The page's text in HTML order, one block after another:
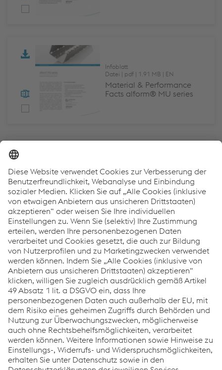
Infoblatt
Datei
pdf 1.91 MB EN
Material & Performance
Facts alform® MU series
Datei pdf 1.88 MB DE
Material & Performance
Facts alform® MU-Reihe
Datei pdf 741.15 KB EN
Data sheet alform® laser
Mehr laden